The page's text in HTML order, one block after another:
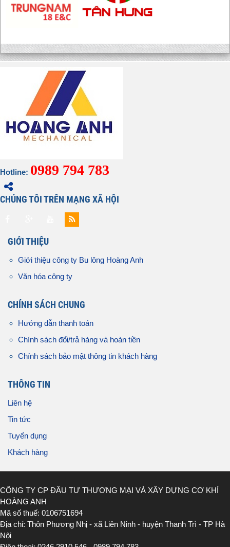
Hotline: 0989 794 783
CHÚNG TÔI TRÊN MẠNG XÃ HỘI
GIỚI THIỆU
Giới thiệu công ty Bu lông Hoàng Anh
Văn hóa công ty
CHÍNH SÁCH CHUNG
Hướng dẫn thanh toán
Chính sách đổi/trả hàng và hoàn tiền
Chính sách bảo mật thông tin khách hàng
THÔNG TIN
Liên hệ
Tin tức
Tuyển dụng
Khách hàng
CÔNG TY CP ĐẦU TƯ THƯƠNG MẠI VÀ XÂY DỰNG CƠ KHÍ
HOÀNG ANH
Mã số thuế: 0106751694
Địa chỉ: Thôn Phương Nhị - xã Liên Ninh - huyện Thanh Trì - TP Hà
Nội